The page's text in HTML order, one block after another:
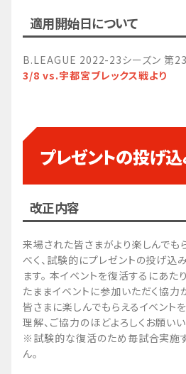
適用開始日について
B.LEAGUE 2022-23シーズン 第
3/8 vs.宇都宮ブレックス戦より
プレゼントの投げ
改正内容
来場された皆さまがより楽しんでも
べく、試験的にプレゼントの投げ込
ます。 本イベントを復活するにあた
たままイベントに参加いただく協力
皆さまに楽しんでもらえるイベント
理解、ご協力のほどよろしくお願いい
※試験的な復活のため毎試合実施
ん。